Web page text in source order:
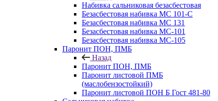
Набивка сальниковая безасбестовая
Безасбестовая набивка МС 101-С
Безасбестовая набивка МС 131
Безасбестовая набивка МС-101
Безасбестовая набивка МС-105
Паронит ПОН, ПМБ
Назад
Паронит ПОН, ПМБ
Паронит листовой ПМБ
(маслобензостойкий)
Паронит листовой ПОН Б Гост 481-80